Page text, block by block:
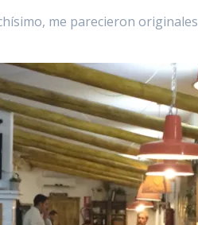
me parecieron